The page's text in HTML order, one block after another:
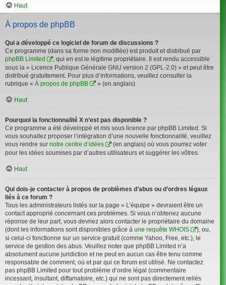
Haut
À propos de phpBB
Qui a développé ce logiciel de forum de discussions ?
Ce programme (dans sa forme non modifiée) est produit et distribué par
phpBB Limited
, qui en est le légitime propriétaire. Il est rendu accessible
sous la « Licence Publique Générale GNU version 2 (GPL-2.0) » et peut être
distribué gratuitement. Pour plus d’informations, veuillez consulter la
rubrique « À propos de phpBB » (en anglais).
Haut
Pourquoi la fonctionnalité X n’est pas disponible ?
Ce programme a été développé et mis sous licence par phpBB Limited. Si
vous souhaitez proposer l’intégration d’une nouvelle fonctionnalité, veuillez
vous rendre sur notre centre d’idées
(en anglais) où vous pourrez voter
pour les idées soumises par d’autres utilisateurs et suggérer les vôtres.
Haut
Qui dois-je contacter à propos de problèmes d’abus ou d’ordres légaux
liés à ce forum ?
Tous les administrateurs listés sur la page « L’équipe » devraient être un
contact approprié concernant ces problèmes. Si vous n’obtenez aucune
réponse de leur part, vous devriez alors contacter le propriétaire du domaine
(dont les informations sont disponibles grâce à une requête WHOIS
), ou,
si celui-ci fonctionne sur un service gratuit (comme Yahoo, Free, etc.), le
service de gestion des abus. Veuillez noter que phpBB Limited n’a
absolument aucune juridiction et ne peut en aucun cas être tenu comme
responsable de comment, où et par qui ce forum est utilisé. Ne contactez
pas phpBB Limited pour tout problème d’ordre légal (commentaire
incessant, insultant, diffamatoire, etc.) qui ne sont pas directement reliés